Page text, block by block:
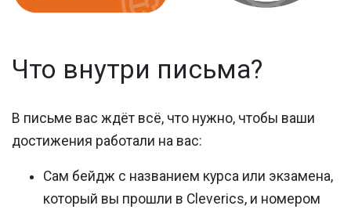
Что внутри письма?
В письме вас ждёт всё, что нужно, чтобы ваши
достижения работали на вас:
Сам бейдж с названием курса или экзамена,
который вы прошли в Cleverics, и номером